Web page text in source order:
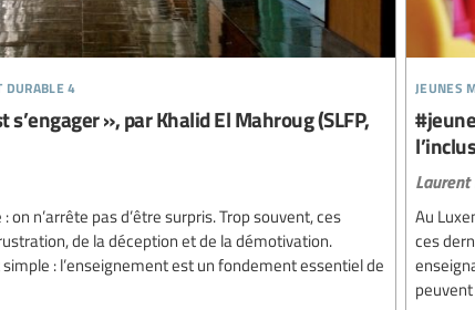
durable 4
», par Khalid El Mahroug (SLFP,
on n’arrête pas d’être surpris. Trop souvent, ces
de la déception et de la démotivation.
: l’enseignement est un fondement essentiel de
jeunes
Laurent
Au
ces